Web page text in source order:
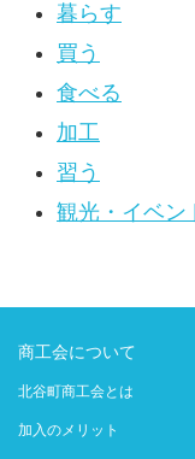
暮らす
買う
食べる
加工
習う
観光・イベン
商工会について
北谷町商工会とは
加入のメリット